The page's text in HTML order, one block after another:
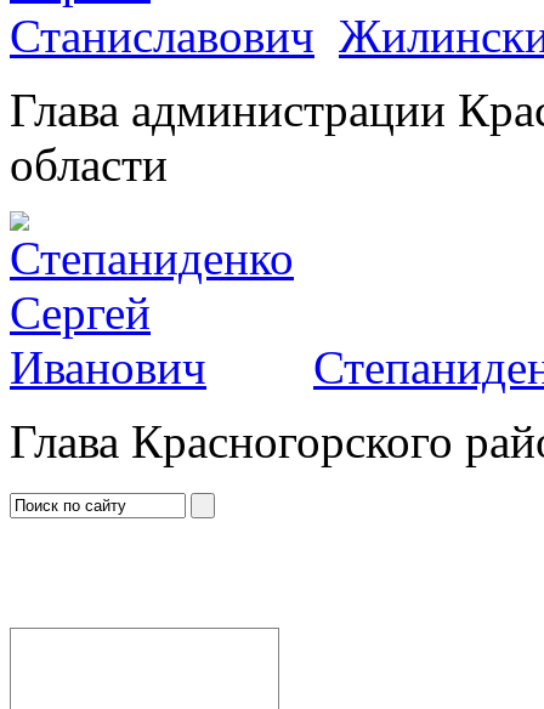
Глава администрации
области
Глава Красногорского